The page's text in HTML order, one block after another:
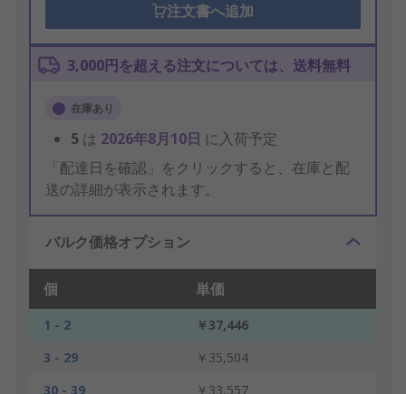
注文書へ追加
3,000円を超える注文については、送料無料
在庫あり
5 は 2026年8月10日 に入荷予定
「配達日を確認」をクリックすると、在庫と配
送の詳細が表示されます。
バルク価格オプション
個 単価
1 - 2
￥37,446
3 - 29
￥35,504
30 - 39
￥33,557